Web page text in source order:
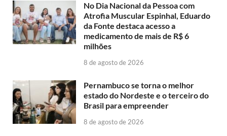
No Dia Nacional da Pessoa com
Atrofia Muscular Espinhal, Eduardo
da Fonte destaca acesso a
medicamento de mais de R$ 6
milhões
8 de agosto de 2026
Pernambuco se torna o melhor
estado do Nordeste e o terceiro do
Brasil para empreender
8 de agosto de 2026